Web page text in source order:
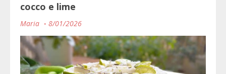
cocco e lime
Maria 8/01/2026